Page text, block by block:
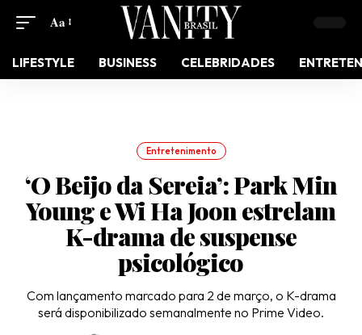
Aa
LIFESTYLE BUSINESS CELEBRIDADES
Entretenimento
‘O Beijo da Sereia’: Park Min
Young e Wi Ha Joon estrelam
K-drama de suspense
psicológico
Com lançamento marcado para 2 de março, o K-drama
será disponibilizado semanalmente no Prime Video.